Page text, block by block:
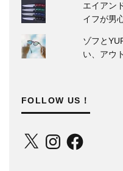
エイアン
イフが男
ゾフと
い、アウ
FOLLOW US！
X InstagramFacebook